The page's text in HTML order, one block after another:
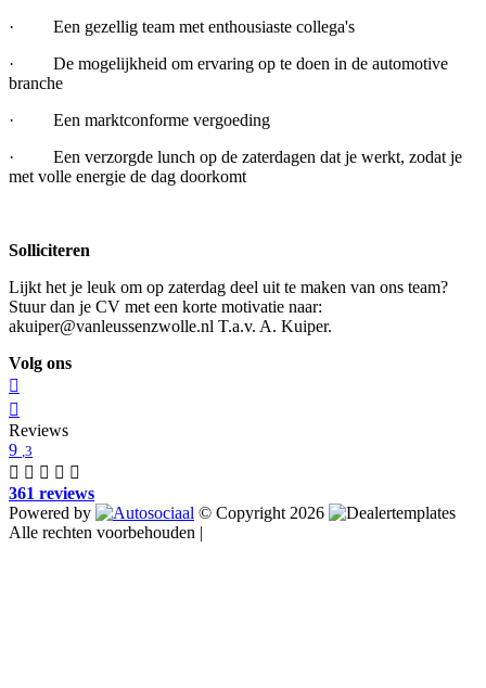
· Een gezellig team met enthousiaste collega's
· De mogelijkheid om ervaring op te doen in de automotive
branche
· Een marktconforme vergoeding
· Een verzorgde lunch op de zaterdagen dat je werkt, zodat je
met volle energie de dag doorkomt
Solliciteren
Lijkt het je leuk om op zaterdag deel uit te maken van ons team?
Stuur dan je CV met een korte motivatie naar:
akuiper@vanleussenzwolle.nl T.a.v. A. Kuiper.
Volg ons
Reviews
9 ,3
361 reviews
Powered by
© Copyright 2026
Alle rechten voorbehouden |